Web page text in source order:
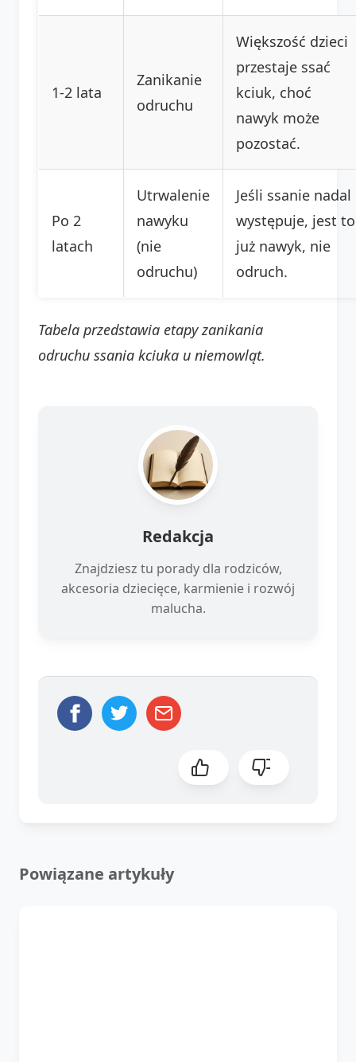
1-2 lata
Zanikanie
odruchu
Większość dzieci
przestaje ssać
kciuk, choć
nawyk może
pozostać.
Po 2
latach
Utrwalenie
nawyku
(nie
odruchu)
Jeśli ssanie nadal
występuje, jest to
już nawyk, nie
odruch.
Tabela przedstawia etapy zanikania
odruchu ssania kciuka u niemowląt.
Redakcja
Znajdziesz tu porady dla rodziców,
akcesoria dziecięce, karmienie i rozwój
malucha.
Powiązane artykuły